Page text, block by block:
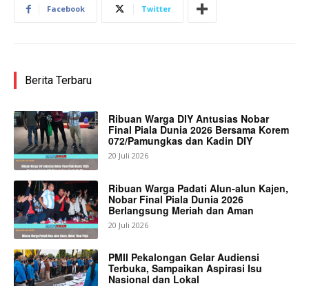
Facebook Twitter
Berita Terbaru
Ribuan Warga DIY Antusias Nobar
Final Piala Dunia 2026 Bersama Korem
072/Pamungkas dan Kadin DIY
20 Juli 2026
Ribuan Warga Padati Alun-alun Kajen,
Nobar Final Piala Dunia 2026
Berlangsung Meriah dan Aman
20 Juli 2026
PMII Pekalongan Gelar Audiensi
Terbuka, Sampaikan Aspirasi Isu
Nasional dan Lokal